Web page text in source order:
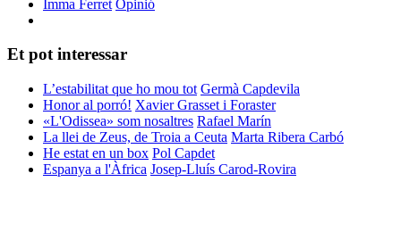
Imma Ferret Opinió
Et pot interessar
L’estabilitat que ho mou tot Germà Capdevila
Honor al porró! Xavier Grasset i Foraster
«L'Odissea» som nosaltres Rafael Marín
La llei de Zeus, de Troia a Ceuta Marta Ribera Carbó
He estat en un box Pol Capdet
Espanya a l'Àfrica Josep-Lluís Carod-Rovira